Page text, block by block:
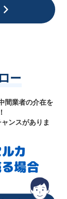
ー
間業者の介在を
ンスがありま